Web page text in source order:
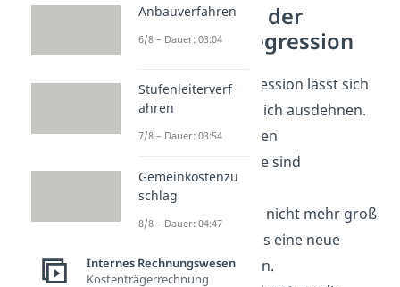
Begrenzung der
Fixkostendegression
Die Fixkostendegression lässt sich
meist nicht unendlich ausdehnen.
Nach einer gewissen
Produktionsmenge sind
beispielsweise die
Produktionshallen nicht mehr groß
genug und es muss eine neue
angemietet werden.
Anbauverfahren
6/8 – Dauer: 03:04
Stufenleiterverf
ahren
7/8 – Dauer: 03:54
Gemeinkostenzu
schlag
8/8 – Dauer: 04:47
Internes Rechnungswesen
Kostenträgerrechnung